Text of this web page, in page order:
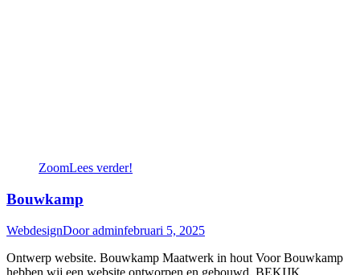
ZoomLees verder!
Bouwkamp
WebdesignDooradminfebruari 5, 2025
Ontwerp website. Bouwkamp Maatwerk in hout Voor Bouwkamp
hebben wij een website ontworpen en gebouwd. BEKIJK